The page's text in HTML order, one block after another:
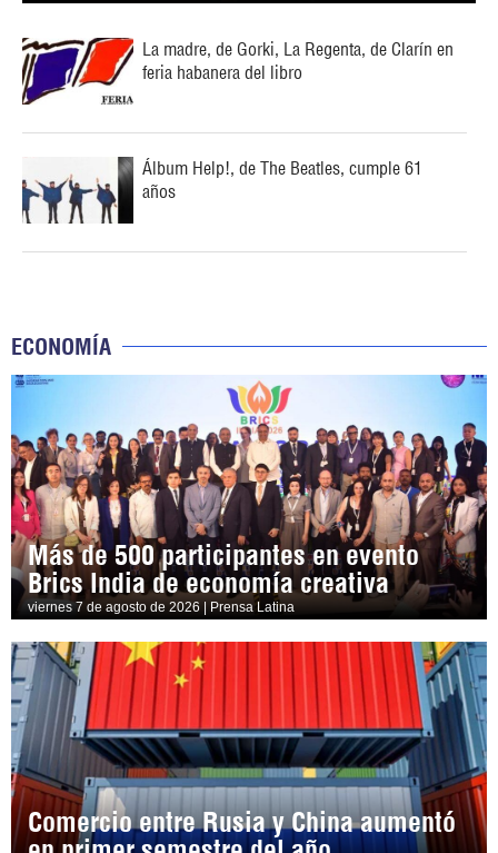
La madre, de Gorki, La Regenta, de Clarín en
feria habanera del libro
Álbum Help!, de The Beatles, cumple 61
años
ECONOMÍA
Más de 500 participantes en evento
Brics India de economía creativa
viernes 7 de agosto de 2026 | Prensa Latina
Comercio entre Rusia y China aumentó